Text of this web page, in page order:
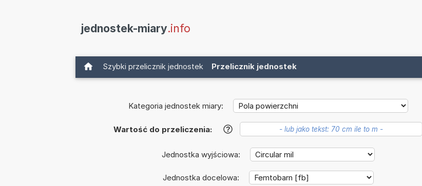
jednostek-miary.info
Szybki przelicznik jednostek Przelicznik jednostek
Kategoria jednostek miary:
Wartość do przeliczenia: ?
Jednostka wyjściowa:
Jednostka docelowa: